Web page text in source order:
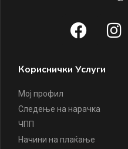
Кориснички Услуги
Мој профил
Следење на нарачка
ЧПП
Начини на плаќање